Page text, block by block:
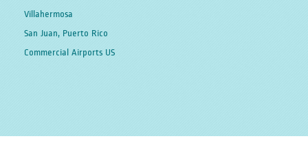
Villahermosa
San Juan, Puerto Rico
Commercial Airports US